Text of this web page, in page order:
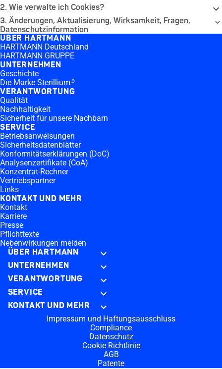
2. Wie verwalte ich Cookies?
3. Änderungen, Aktualisierung, Wirksamkeit, Fragen,
Datenschutzinformation
ÜBER HARTMANN
HARTMANN Deutschland
HARTMANN GRUPPE
UNTERNEHMEN
Geschichte
Die Marke Sterillium®
VERANTWORTUNG
Qualität
Nachhaltigkeit
Sicherheit für unsere Nachbarn
SERVICE
Betriebsanweisungen
Sicherheitsdatenblätter
Konformitätserklärungen (DoC)
Analysenzertifikate (CoA)
Konzentrat-Rechner
Vertriebspartner
Links
KONTAKT UND MEHR
Kontakt
Karriere
Presse
Pflichttexte
Nebenwirkungen melden
ÜBER HARTMANN
UNTERNEHMEN
VERANTWORTUNG
SERVICE
KONTAKT UND MEHR
Impressum und Haftungsausschluss
Compliance
Datenschutz
Cookie Richtlinie
AGB
Patente